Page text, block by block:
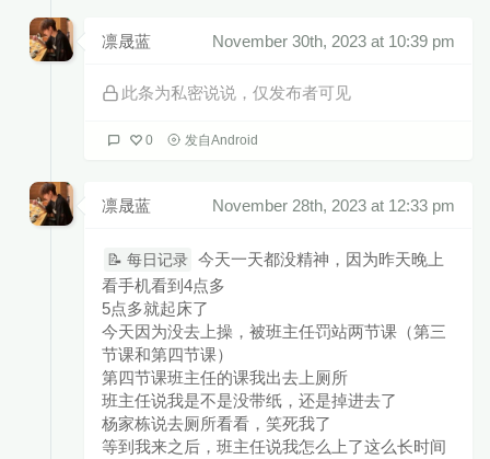
凛晟蓝 November 30th, 2023 at 10:39 pm
此条为私密说说，仅发布者可见
0 发自Android
凛晟蓝 November 28th, 2023 at 12:33 pm
📝 每日记录 今天一天都没精神，因为昨天晚上
看手机看到4点多
5点多就起床了
今天因为没去上操，被班主任罚站两节课（第三
节课和第四节课）
第四节课班主任的课我出去上厕所
班主任说我是不是没带纸，还是掉进去了
杨家栋说去厕所看看，笑死我了
等到我来之后，班主任说我怎么上了这么长时间